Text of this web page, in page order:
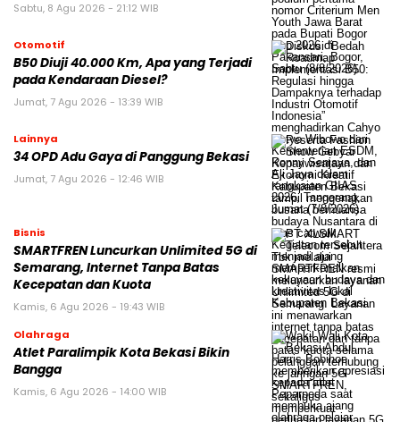
Sabtu, 8 Agu 2026 - 21:12 WIB
Otomotif
B50 Diuji 40.000 Km, Apa yang Terjadi
pada Kendaraan Diesel?
Jumat, 7 Agu 2026 - 13:39 WIB
Lainnya
34 OPD Adu Gaya di Panggung Bekasi
Jumat, 7 Agu 2026 - 12:46 WIB
Bisnis
SMARTFREN Luncurkan Unlimited 5G di
Semarang, Internet Tanpa Batas
Kecepatan dan Kuota
Kamis, 6 Agu 2026 - 19:43 WIB
Olahraga
Atlet Paralimpik Kota Bekasi Bikin
Bangga
Kamis, 6 Agu 2026 - 14:00 WIB